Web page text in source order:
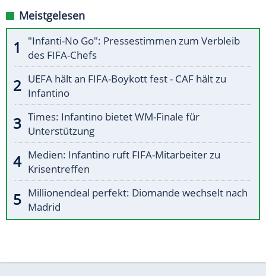
Meistgelesen
"Infanti-No Go": Pressestimmen zum Verbleib
des FIFA-Chefs
UEFA hält an FIFA-Boykott fest - CAF hält zu
Infantino
Times: Infantino bietet WM-Finale für
Unterstützung
Medien: Infantino ruft FIFA-Mitarbeiter zu
Krisentreffen
Millionendeal perfekt: Diomande wechselt nach
Madrid